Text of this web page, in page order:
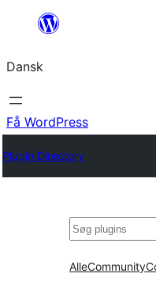
Spring
indhold
Dansk
Få WordPress
Plugin Directory
Søg
AlleCommunity